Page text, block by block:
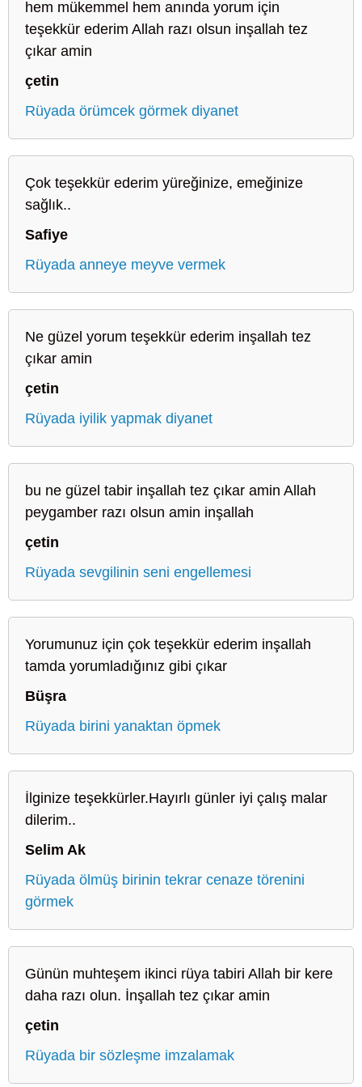
hem mükemmel hem anında yorum için
teşekkür ederim Allah razı olsun inşallah tez
çıkar amin
çetin
Rüyada örümcek görmek diyanet
Çok teşekkür ederim yüreğinize, emeğinize
sağlık..
Safiye
Rüyada anneye meyve vermek
Ne güzel yorum teşekkür ederim inşallah tez
çıkar amin
çetin
Rüyada iyilik yapmak diyanet
bu ne güzel tabir inşallah tez çıkar amin Allah
peygamber razı olsun amin inşallah
çetin
Rüyada sevgilinin seni engellemesi
Yorumunuz için çok teşekkür ederim inşallah
tamda yorumladığınız gibi çıkar
Büşra
Rüyada birini yanaktan öpmek
İlginize teşekkürler.Hayırlı günler iyi çalış malar
dilerim..
Selim Ak
Rüyada ölmüş birinin tekrar cenaze törenini
görmek
Günün muhteşem ikinci rüya tabiri Allah bir kere
daha razı olun. İnşallah tez çıkar amin
çetin
Rüyada bir sözleşme imzalamak